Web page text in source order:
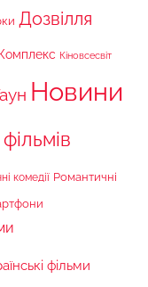
Дозвілля
Кіновсесвіт
Новини
комедії Романтичні
фільми